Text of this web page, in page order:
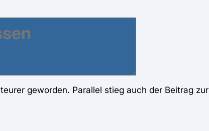
teurer geworden. Parallel stieg auch der Beitrag zur